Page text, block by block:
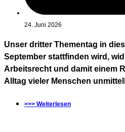
24. Juni 2026
Unser dritter Thementag in
September stattfinden wird,
Arbeitsrecht und damit einem
Alltag vieler Menschen
>>> Weiterlesen